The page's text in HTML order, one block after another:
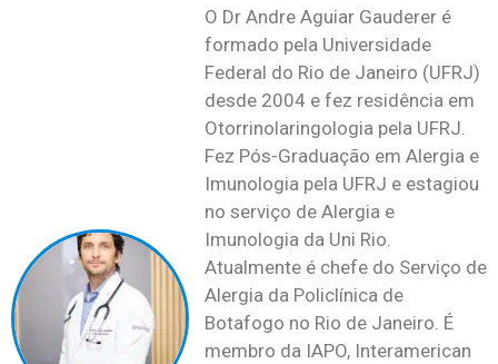
O Dr Andre Aguiar Gauderer é
formado pela Universidade
Federal do Rio de Janeiro (UFRJ)
desde 2004 e fez residência em
Otorrinolaringologia pela UFRJ.
Fez Pós-Graduação em Alergia e
Imunologia pela UFRJ e estagiou
no serviço de Alergia e
Imunologia da Uni Rio.
Atualmente é chefe do Serviço de
Alergia da Policlínica de
Botafogo no Rio de Janeiro. É
membro da IAPO, Interamerican